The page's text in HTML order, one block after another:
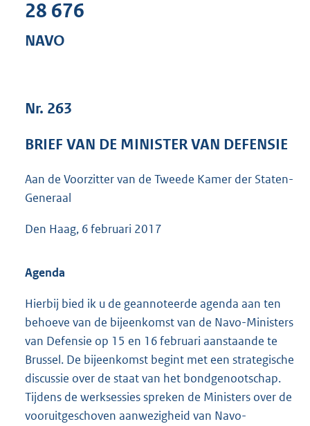
e
4
28 676
NAVO
Nr. 263
BRIEF VAN DE MINISTER VAN DEFENSIE
Aan de Voorzitter van de Tweede Kamer der Staten-
Generaal
Den Haag, 6 februari 2017
Agenda
Hierbij bied ik u de geannoteerde agenda aan ten
behoeve van de bijeenkomst van de Navo-Ministers
van Defensie op 15 en 16 februari aanstaande te
Brussel. De bijeenkomst begint met een strategische
discussie over de staat van het bondgenootschap.
Tijdens de werksessies spreken de Ministers over de
vooruitgeschoven aanwezigheid van Navo-